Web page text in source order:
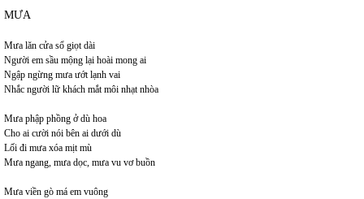
MƯA
Mưa lăn cửa sổ giọt dài
Người em sầu mộng lại hoài mong ai
Ngập ngừng mưa ướt lạnh vai
Nhắc người lữ khách mắt môi nhạt nhòa
Mưa phập phồng ở dù hoa
Cho ai cười nói bên ai dưới dù
Lối đi mưa xóa mịt mù
Mưa ngang, mưa dọc, mưa vu vơ buồn
Mưa viền gò má em vuông